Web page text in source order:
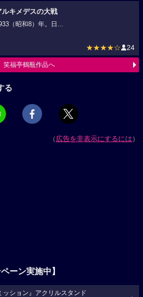
ルキメデスの大戦
（昭和8）年。日...
★★★★☆ 24
笑福亭鶴瓶作品へ
る
（広告を非表示にするには）
ーン実施中】
ッション』アクリルスタンド